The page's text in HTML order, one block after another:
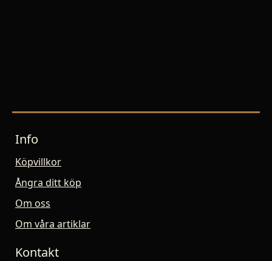
Info
Köpvillkor
Ångra ditt köp
Om oss
Om våra artiklar
Kontakt